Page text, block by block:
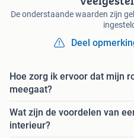
De onderstaande waarden zijn
Deel
Hoe zorg ik ervoor dat mijn
meegaat?
Wat zijn de voordelen van
interieur?